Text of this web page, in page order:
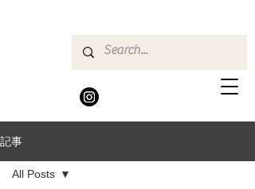
記事
All Posts